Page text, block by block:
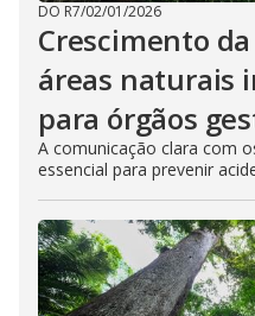
DO R7/02/01/2026
Crescimento
áreas naturais
para órgãos
A comunicação clara com
essencial para prevenir